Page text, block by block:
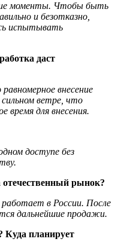
моменты. Чтобы быть
и безотказно,
испытывать
даст
внесение
ветре, что
время для внесения.
доступе без
рынок?
в России. После
дальнейшие продажи.
Куда планирует